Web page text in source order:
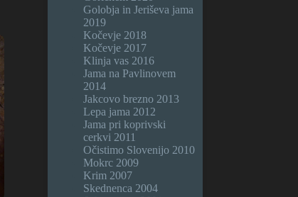
Golobja in Jeriševa jama
2019
Kočevje 2018
Kočevje 2017
Klinja vas 2016
Jama na Pavlinovem
2014
Jakcovo brezno 2013
Lepa jama 2012
Jama pri koprivski
cerkvi 2011
Očistimo Slovenijo 2010
Mokrc 2009
Krim 2007
Skednenca 2004